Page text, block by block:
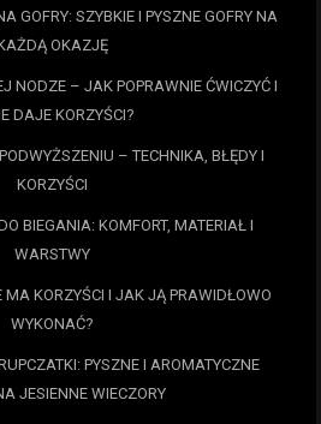
GOFRY: SZYBKIE I PYSZNE GOFRY NA
OKAZJĘ
NODZE – JAK POPRAWNIE ĆWICZYĆ I
DAJE KORZYŚCI?
– TECHNIKA, BŁĘDY I
KORZYŚCI
BIEGANIA: KOMFORT, MATERIAŁ I
WARSTWY
KORZYŚCI I JAK JĄ PRAWIDŁOWO
WYKONAĆ?
PYSZNE I AROMATYCZNE
JESIENNE WIECZORY